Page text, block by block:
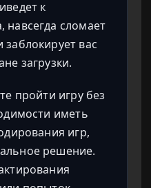
к
сломает
вас
загрузки.
пройти игру без
иметь
игр,
решение.